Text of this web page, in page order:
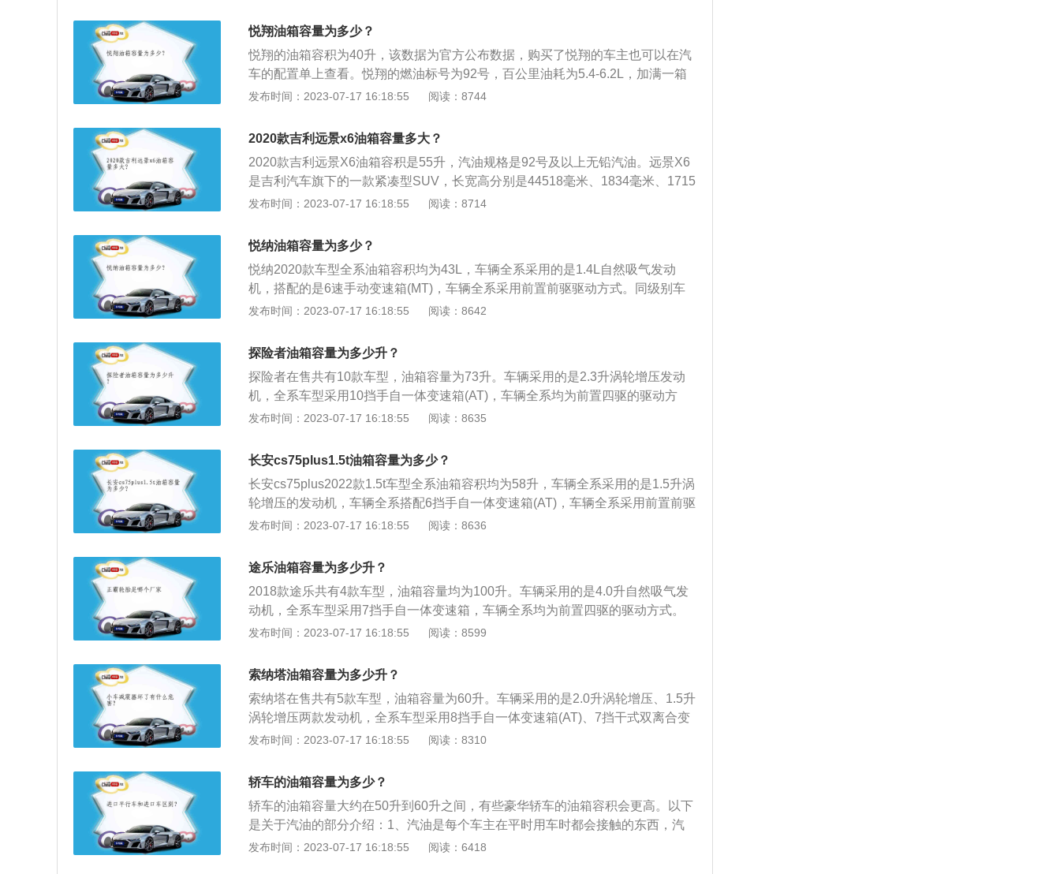
积水和垢物，检查油管接头与开关等处有没有渗漏油现象。
悦翔油箱容量为多少？
悦翔的油箱容积为40升，该数据为官方公布数据，购买了悦翔的车主也可以在汽
车的配置单上查看。悦翔的燃油标号为92号，百公里油耗为5.4-6.2L，加满一箱
油可以跑的里程为645-741km。日常行驶过程中，需要随时注意油箱的剩余油
值会真实的反应到油表上。仪表的燃油表一般有5到6格，一般燃油表还剩2格的
时候就要加油，以免开到半路没油的情况发生。实际加油过程中，油的量可能会
超出标定的容积，这是由于汽车厂家所标定的油箱容积是从油箱底到安全界度的
容积，而从安全界度到油箱口还有一定的空间，这个空间是为了保证油箱内的油
品在温度变高的情况下膨胀，而不至于溢出油箱的安全空间。如果在加油过程中
发布时间：2023-07-17 16:18:55 阅读：8744
2020款吉利远景x6油箱容量多大？
2020款吉利远景X6油箱容积是55升，汽油规格是92号及以上无铅汽油。远景X6
是吉利汽车旗下的一款紧凑型SUV，长宽高分别是44518毫米、1834毫米、1715
毫米，轴距为2661毫米。远景X6全系列的油箱容积都是55升，汽油规格是92号
表，上面标注着E、F，指针靠近E的时就表示快没油了，接近F的时候表示油量
充足。油箱的保养如下：放出油箱内的积水和垢物，检查油管接头与开关等处有
没有渗漏油现象。对装有空气阀和蒸气阀的油箱盖，还应检查其通气孔是否畅
通。加油口的滤网应保持完好，以免加油时杂质进入油箱里，堵塞油路。加油口
盖的密封垫圏也应完好，以免在行车时油箱内的油溢出。
发布时间：2023-07-17 16:18:55 阅读：8714
悦纳油箱容量为多少？
悦纳2020款车型全系油箱容积均为43L，车辆全系采用的是1.4L自然吸气发动
机，搭配的是6速手动变速箱(MT)，车辆全系采用前置前驱驱动方式。同级别车
中，Polo2022款油箱容积42.5升，LIFE2021款油箱容积40升。实际加油过程
箱底到安全界度的容积，而从安全界度到油箱口还有一定的空间，这个空间是为
了保证油箱内的油品在温度变高的情况下膨胀，而不至于溢出油箱的安全空间。
如果在加油过程中把油加到油箱口，就会产生实际加油量比标定油箱容积大的情
况。车主如果想了解油箱的剩余油量，可以观察油表盘右侧的汽油表，上面标注
着E、F，指针靠近E的时就表示快没油了，接近F的时候表示油量充足。
发布时间：2023-07-17 16:18:55 阅读：8642
探险者油箱容量为多少升？
探险者在售共有10款车型，油箱容量为73升。车辆采用的是2.3升涡轮增压发动
机，全系车型采用10挡手自一体变速箱(AT)，车辆全系均为前置四驱的驱动方
式。同级别车中，宝马X1-2022款油箱容积61升，途昂2021款油箱容积70升，揽
由于汽车厂家所标定的油箱容积是从油箱底到安全界度的容积，而从安全界度到
油箱口还有一定的空间，这个空间是为了保证油箱内的油品在温度变高的情况下
膨胀，而不至于溢出油箱的安全空间。如果在加油过程中把油加到油箱口，就会
产生实际加油量比标定油箱容积大的情况。车主如果想了解油箱的剩余油量，可
以观察油表盘右侧的汽油表，上面标注着E、F，指针靠近E的时就表示快没油
发布时间：2023-07-17 16:18:55 阅读：8635
长安cs75plus1.5t油箱容量为多少？
长安cs75plus2022款1.5t车型全系油箱容积均为58升，车辆全系采用的是1.5升涡
轮增压的发动机，车辆全系搭配6挡手自一体变速箱(AT)，车辆全系采用前置前驱
的驱动方式。同级别车中，哈弗大狗2021款油箱容积61升，荣威RX5MAX2022
出标定的容积，这是由于汽车厂家所标定的油箱容积是从油箱底到安全界度的容
积，而从安全界度到油箱口还有一定的空间，这个空间是为了保证油箱内的油品
在温度变高的情况下膨胀，而不至于溢出油箱的安全空间。如果在加油过程中把
油加到油箱口，就会产生实际加油量比标定油箱容积大的情况。车主如果想了解
油箱的剩余油量，可以观察油表盘右侧的汽油表，上面标注着E、F，指针靠近E
发布时间：2023-07-17 16:18:55 阅读：8636
途乐油箱容量为多少升？
2018款途乐共有4款车型，油箱容量均为100升。车辆采用的是4.0升自然吸气发
动机，全系车型采用7挡手自一体变速箱，车辆全系均为前置四驱的驱动方式。
同级别车中，宝马X5(进口)2022款油箱容积83升，飞行家2021款油箱容积95
容积，这是由于汽车厂家所标定的油箱容积是从油箱底到安全界度的容积，而从
安全界度到油箱口还有一定的空间，这个空间是为了保证油箱内的油品在温度变
高的情况下膨胀，而不至于溢出油箱的安全空间。如果在加油过程中把油加到油
箱口，就会产生实际加油量比标定油箱容积大的情况。车主如果想了解油箱的剩
余油量，可以观察油表盘右侧的汽油表，上面标注着E、F，指针靠近E的时就表
发布时间：2023-07-17 16:18:55 阅读：8599
索纳塔油箱容量为多少升？
索纳塔在售共有5款车型，油箱容量为60升。车辆采用的是2.0升涡轮增压、1.5升
涡轮增压两款发动机，全系车型采用8挡手自一体变速箱(AT)、7挡干式双离合变
速箱(DCT)两种，车辆全系均为前置前驱的驱动方式。同级别车中，迈锐宝XL-20
升。实际加油过程中，油的量可能会超出标定的容积，这是由于汽车厂家所标定
的油箱容积是从油箱底到安全界度的容积，而从安全界度到油箱口还有一定的空
间，这个空间是为了保证油箱内的油品在温度变高的情况下膨胀，而不至于溢出
油箱的安全空间。如果在加油过程中把油加到油箱口，就会产生实际加油量比标
定油箱容积大的情况。车主如果想了解油箱的剩余油量，可以观察油表盘右侧的
发布时间：2023-07-17 16:18:55 阅读：8310
轿车的油箱容量为多少？
轿车的油箱容量大约在50升到60升之间，有些豪华轿车的油箱容积会更高。以下
是关于汽油的部分介绍：1、汽油是每个车主在平时用车时都会接触的东西，汽
油是汽车的燃料，如果没有汽油，那汽车将无法行驶。2、汽车燃油箱是汽车油
发布时间：2023-07-17 16:18:55 阅读：6418